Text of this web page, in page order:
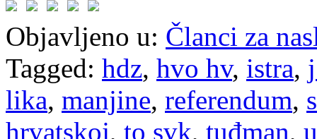
Objavljeno u: Članci za
Tagged: hdz, hvo hv, istra,
lika, manjine, referendum,
hrvatskoj, to svk, tuđman,